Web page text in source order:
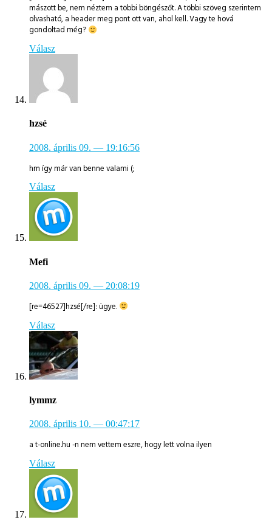
mászott be, nem néztem a többi böngészőt. A többi szöveg szerintem
olvasható, a header meg pont ott van, ahol kell. Vagy te hová
gondoltad még?
Válasz
hzsé
2008. április 09. — 19:16:56
hm így már van benne valami (;
Válasz
Mefi
2008. április 09. — 20:08:19
[re=46527]hzsé[/re]: ügye.
Válasz
lymmz
2008. április 10. — 00:47:17
a t-online.hu -n nem vettem eszre, hogy lett volna ilyen
Válasz